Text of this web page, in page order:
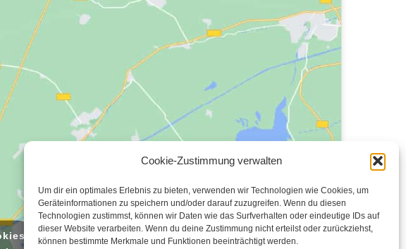
Cookie-Zustimmung verwalten
Um dir ein optimales Erlebnis zu bieten, verwenden wir Technologien wie Cookies, um
Geräteinformationen zu speichern und/oder darauf zuzugreifen. Wenn du diesen
Technologien zustimmst, können wir Daten wie das Surfverhalten oder eindeutige IDs auf
dieser Website verarbeiten. Wenn du deine Zustimmung nicht erteilst oder zurückziehst,
können bestimmte Merkmale und Funktionen beeinträchtigt werden.